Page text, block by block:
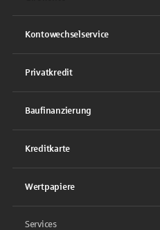
Kontowechselservice
Privatkredit
Baufinanzierung
Kreditkarte
Wertpapiere
Services